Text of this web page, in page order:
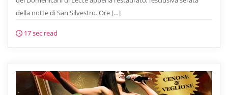
della notte di San Silvestro. Ore […]
17 sec read